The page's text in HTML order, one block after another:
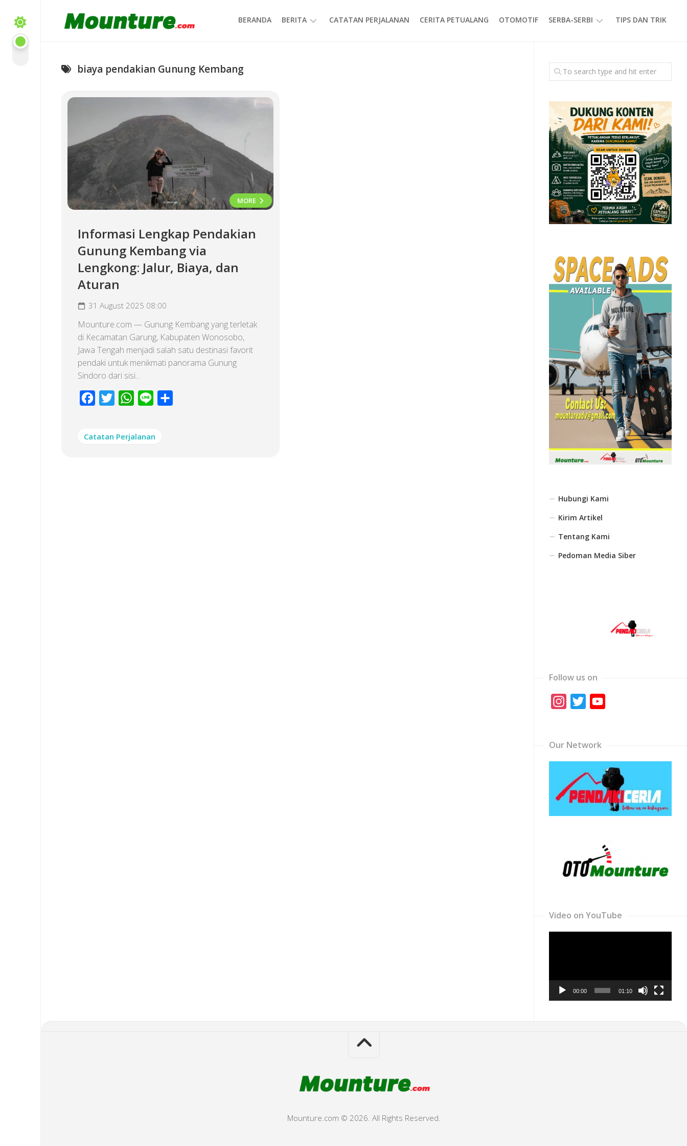
content
BERANDA BERITA CATATAN PERJALANAN CERITA PETUALANG OTOMOTIF SERBA-SERBI
GAYA
HIDUP
TIPS DAN TRIK
biaya pendakian Gunung Kembang
MORE
Informasi Lengkap Pendakian
Gunung Kembang via
Lengkong: Jalur, Biaya, dan
Aturan
31 August 2025 08:00
Mounture.com — Gunung Kembang yang terletak
di Kecamatan Garung, Kabupaten Wonosobo,
Jawa Tengah menjadi salah satu destinasi favorit
pendaki untuk menikmati panorama Gunung
Sindoro dari sisi...
Facebook
Twitter WhatsApp
Line
Catatan Perjalanan
Hubungi Kami
Kirim Artikel
Tentang Kami
Pedoman Media Siber
Follow us on
Instagram
Twitter
Our Network
Video on YouTube
00:00 01:10
Mounture.com © 2026. All Rights Reserved.